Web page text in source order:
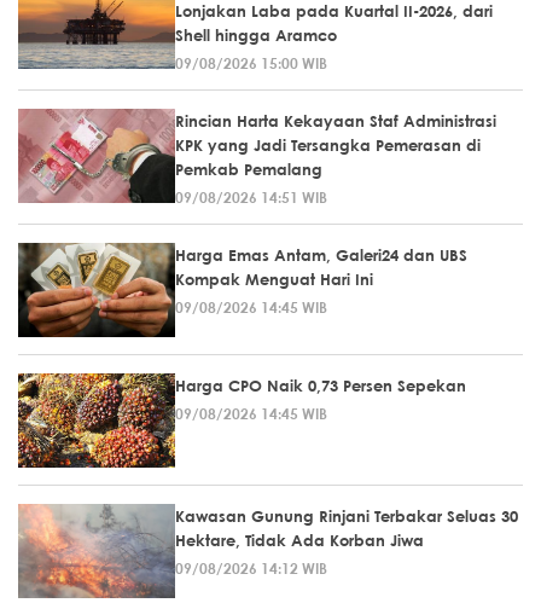
Lonjakan Laba pada Kuartal II-2026, dari
Shell hingga Aramco
09/08/2026 15:00 WIB
Rincian Harta Kekayaan Staf Administrasi
KPK yang Jadi Tersangka Pemerasan di
Pemkab Pemalang
09/08/2026 14:51 WIB
Harga Emas Antam, Galeri24 dan UBS
Kompak Menguat Hari Ini
09/08/2026 14:45 WIB
Harga CPO Naik 0,73 Persen Sepekan
09/08/2026 14:45 WIB
Kawasan Gunung Rinjani Terbakar Seluas 30
Hektare, Tidak Ada Korban Jiwa
09/08/2026 14:12 WIB